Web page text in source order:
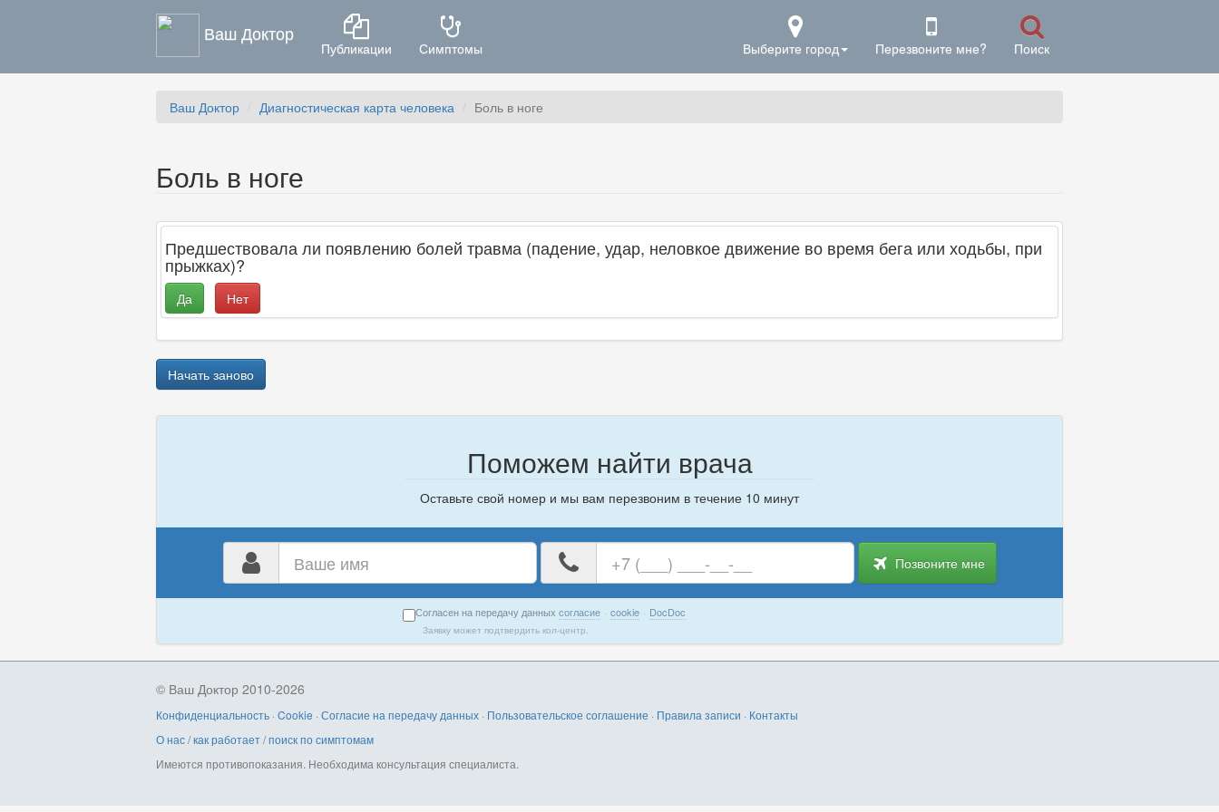
Ваш Доктор
Публикации Симптомы Выберите город Перезвоните мне? Поиск
Ваш Доктор Диагностическая карта человека Боль в ноге
Боль в ноге
Предшествовала ли появлению болей травма (падение, удар, неловкое движение во время бега или ходьбы, при
прыжках)?
Да Нет
Начать заново
Поможем найти врача
Оставьте свой номер и мы вам перезвоним в течение 10 минут
номер
телефона
Позвоните мне
Согласен на передачу данных согласие · cookie · DocDoc
Заявку может подтвердить кол-центр.
© Ваш Доктор 2010-2026
Конфиденциальность · Cookie · Согласие на передачу данных · Пользовательское соглашение · Правила записи · Контакты
О нас/как работает/поиск по симптомам
Имеются противопоказания. Необходима консультация специалиста.